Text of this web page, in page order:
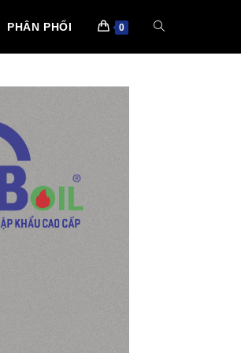
PHÂN PHỐI 0